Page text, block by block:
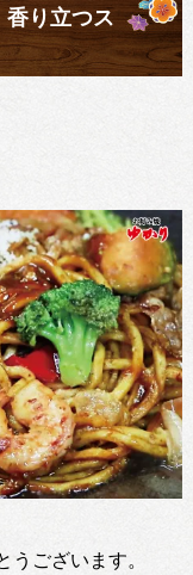
香り立つス
ございます。